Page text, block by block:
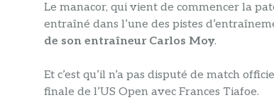
Le manacor, qui vient de commencer la
entraîné dans l’une des pistes
de son entraîneur Carlos Moy.
Et c’est qu’il n’a pas disputé de match
finale de l’US Open avec Frances Tiafoe.